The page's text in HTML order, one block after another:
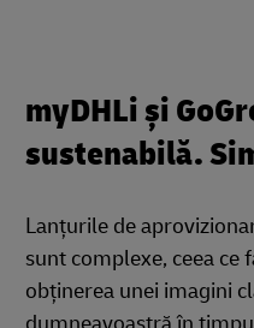
myDHLi și
sustenabilă.
Lanțurile de
sunt complexe, ceea ce
obținerea unei imagini